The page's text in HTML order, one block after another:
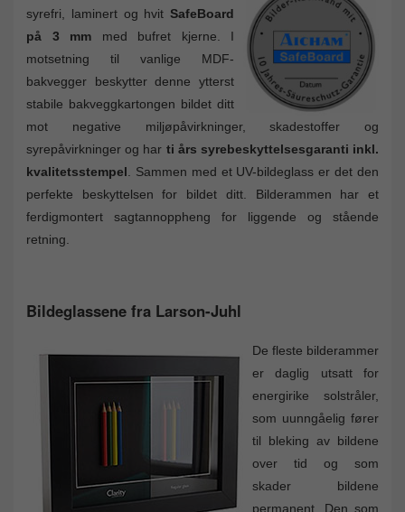
syrefri, laminert og hvit SafeBoard
på 3 mm med bufret kjerne. I
motsetning til vanlige MDF-
bakvegger beskytter denne ytterst
stabile bakveggkartongen bildet ditt
mot negative miljøpåvirkninger, skadestoffer og
syrepåvirkninger og har ti års syrebeskyttelsesgaranti inkl.
kvalitetsstempel. Sammen med et UV-bildeglass er det den
perfekte beskyttelsen for bildet ditt. Bilderammen har et
ferdigmontert sagtannoppheng for liggende og stående
retning.
Bildeglassene fra Larson-Juhl
De fleste bilderammer
er daglig utsatt for
energirike solstråler,
som uunngåelig fører
til bleking av bildene
over tid og som
skader bildene
permanent. Den som